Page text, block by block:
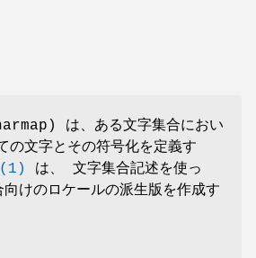
は、ある文字集合におい
の文字とその符号化を定義す
(1)
は、 文字集合記述を使っ
けのロケールの派生版を作成す